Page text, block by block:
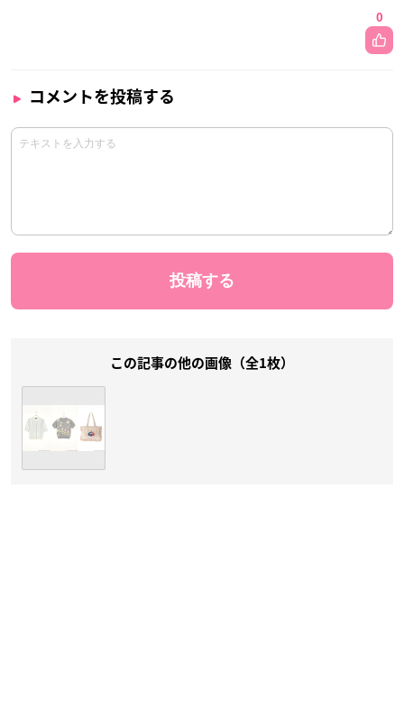
0
コメントを投稿する
この記事の他の画像（全1枚）